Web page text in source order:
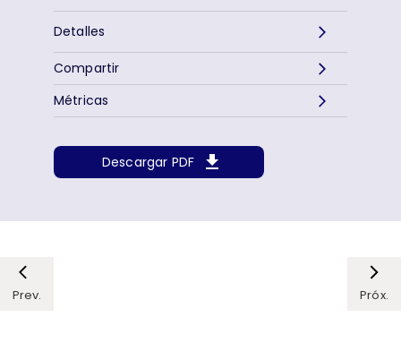
Detalles
Descargar PDF
Métricas
Compartir
Prev. Próx.